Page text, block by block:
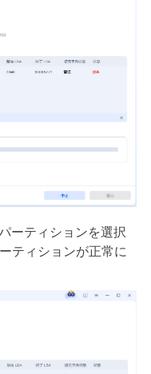
ーティションを選択
ティションが正常に